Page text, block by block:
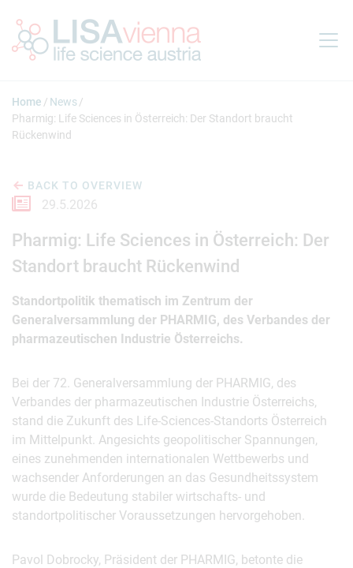
Home
News
Pharmig: Life Sciences in Österreich: Der Standort braucht
Rückenwind
BACK TO OVERVIEW
29.5.2026
Pharmig: Life Sciences in Österreich: Der
Standort braucht Rückenwind
Standortpolitik thematisch im Zentrum der
Generalversammlung der PHARMIG, des Verbandes der
pharmazeutischen Industrie Österreichs.
Bei der 72. Generalversammlung der PHARMIG, des
Verbandes der pharmazeutischen Industrie Österreichs,
stand die Zukunft des Life-Sciences-Standorts Österreich
im Mittelpunkt. Angesichts geopolitischer Spannungen,
eines zunehmenden internationalen Wettbewerbs und
wachsender Anforderungen an das Gesundheitssystem
wurde die Bedeutung stabiler wirtschafts- und
standortpolitischer Voraussetzungen hervorgehoben.
Pavol Dobrocky, Präsident der PHARMIG, betonte die